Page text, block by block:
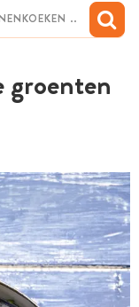
groenten